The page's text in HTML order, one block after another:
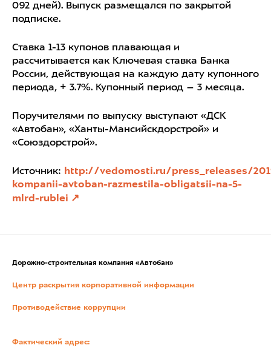
092 дней). Выпуск размещался по закрытой
подписке.
Ставка 1-13 купонов плавающая и
рассчитывается как Ключевая ставка Банка
России, действующая на каждую дату купонного
периода, + 3.7%. Купонный период – 3 месяца.
Поручителями по выпуску выступают «ДСК
«Автобан», «Ханты-Мансийскдорстрой» и
«Союздорстрой».
Источник: http://vedomosti.ru/press_releases/
kompanii-avtoban-razmestila-obligatsii-na-5-
mlrd-rublei
Дорожно-строительная компания «Автобан»
Центр раскрытия корпоративной информации
Противодействие коррупции
Фактический адрес: